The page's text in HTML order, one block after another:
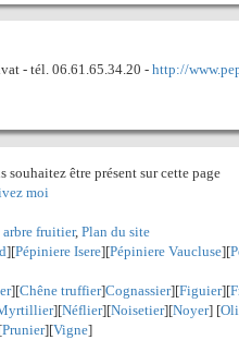
- tél. 06.61.65.34.20 - http://
souhaitez être présent sur cette page
moi
arbre fruitier, Plan du site
][Pépiniere Isere][Pépiniere Vaucluse][
][Chêne truffier]Cognassier][Figuier][
][Néflier][Noisetier][Noyer] [
Prunier][Vigne]